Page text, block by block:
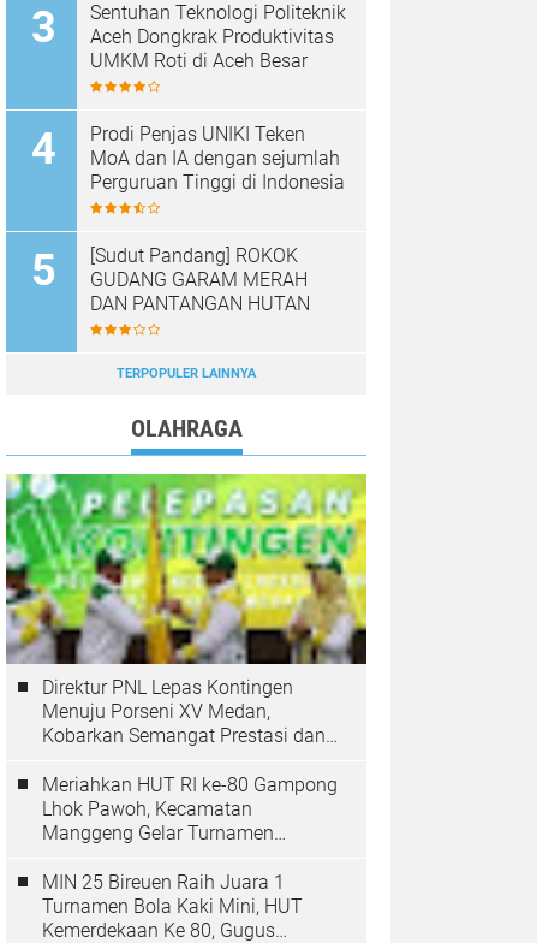
Sentuhan Teknologi Politeknik
Aceh Dongkrak Produktivitas
UMKM Roti di Aceh Besar
Prodi Penjas UNIKI Teken
MoA dan IA dengan sejumlah
Perguruan Tinggi di Indonesia
[Sudut Pandang] ROKOK
GUDANG GARAM MERAH
DAN PANTANGAN HUTAN
TERPOPULER LAINNYA
OLAHRAGA
Direktur PNL Lepas Kontingen
Menuju Porseni XV Medan,
Kobarkan Semangat Prestasi dan
Meriahkan HUT RI ke-80 Gampong
Lhok Pawoh, Kecamatan
Manggeng Gelar Turnamen
MIN 25 Bireuen Raih Juara 1
Turnamen Bola Kaki Mini, HUT
Kemerdekaan Ke 80, Gugus